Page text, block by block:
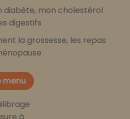
diabète, mon cholestérol
digestifs
la grossesse, les repas
menu